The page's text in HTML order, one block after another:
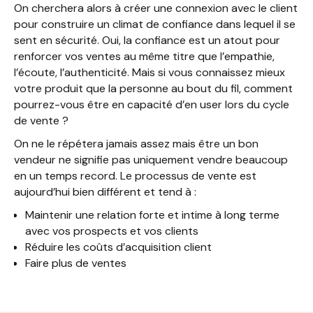
On cherchera alors à créer une connexion avec le client
pour construire un climat de confiance dans lequel il se
sent en sécurité. Oui, la confiance est un atout pour
renforcer vos ventes au même titre que l’empathie,
l’écoute, l’authenticité. Mais si vous connaissez mieux
votre produit que la personne au bout du fil, comment
pourrez-vous être en capacité d’en user lors du cycle
de vente ?
On ne le répétera jamais assez mais être un bon
vendeur ne signifie pas uniquement vendre beaucoup
en un temps record. Le processus de vente est
aujourd’hui bien différent et tend à :
Maintenir une relation forte et intime à long terme
avec vos prospects et vos clients
Réduire les coûts d’acquisition client
Faire plus de ventes